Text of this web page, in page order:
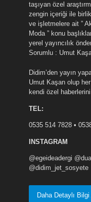
taşıyan özel
zengin içeriği ile
ve işletmelere ait ”
Moda ” konu
yerel yayıncılık
Sorumlu : Umut
Didim’den yayın
Umut Kaşan olup
kendi özel
TEL:
0535 514 7828 •
INSTAGRAM
@egeideadergi
@didim_jet_sosyete
Daha Detaylı Bilgi